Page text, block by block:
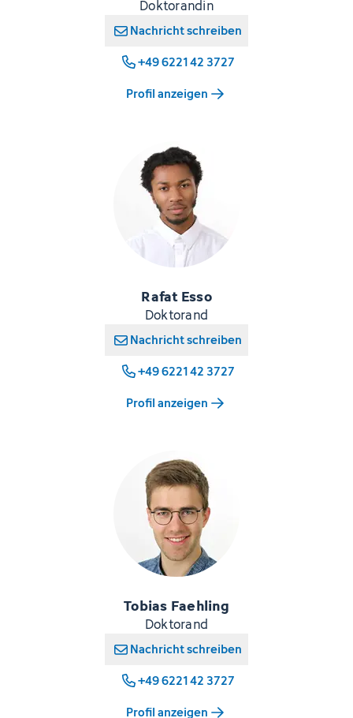
Doktorandin
Nachricht schreiben
+49 6221 42 3727
Profil anzeigen
Rafat Esso
Doktorand
Nachricht schreiben
+49 6221 42 3727
Profil anzeigen
Tobias Faehling
Doktorand
Nachricht schreiben
+49 6221 42 3727
Profil anzeigen